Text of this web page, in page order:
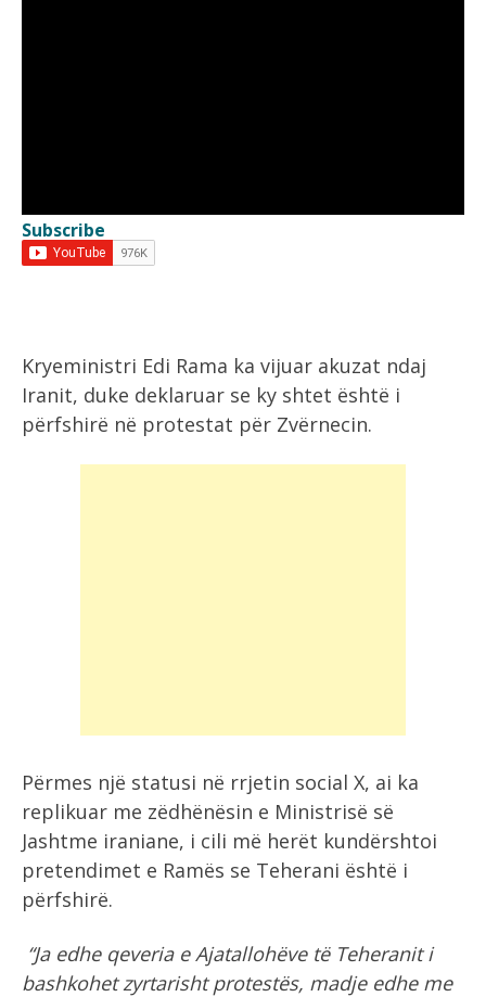
Subscribe
Kryeministri Edi Rama ka vijuar akuzat ndaj
Iranit, duke deklaruar se ky shtet është i
përfshirë në protestat për Zvërnecin.
Përmes një statusi në rrjetin social X, ai ka
replikuar me zëdhënësin e Ministrisë së
Jashtme iraniane, i cili më herët kundërshtoi
pretendimet e Ramës se Teherani është i
përfshirë.
“Ja edhe qeveria e Ajatallohëve të Teheranit i
bashkohet zyrtarisht protestës, madje edhe me